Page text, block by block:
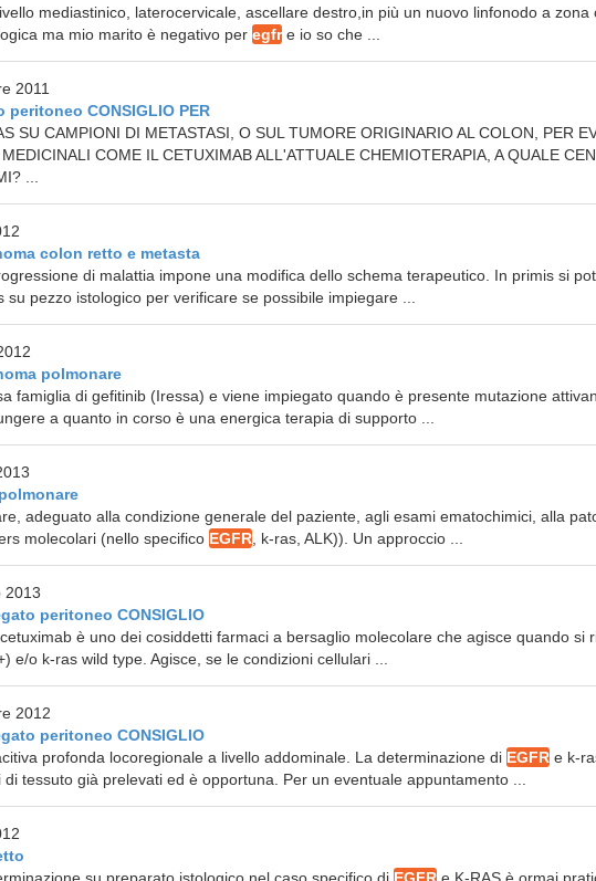
mediastinico, laterocervicale, ascellare destro,in più un nuovo linfonodo a
ma mio marito è negativo per egfr e io so che ...
2011
peritoneo CONSIGLIO PER
SU CAMPIONI DI METASTASI, O SUL TUMORE ORIGINARIO AL COLON, PER
COME IL CETUXIMAB ALL'ATTUALE CHEMIOTERAPIA, A QUALE
...
colon retto e metasta
di malattia impone una modifica dello schema terapeutico. In primis si
su pezzo istologico per verificare se possibile impiegare ...
polmonare
famiglia di gefitinib (Iressa) e viene impiegato quando è presente mutazione
a quanto in corso è una energica terapia di supporto ...
adeguato alla condizione generale del paziente, agli esami ematochimici, alla
molecolari (nello specifico EGFR , k-ras, ALK)). Un approccio ...
2013
peritoneo CONSIGLIO
è uno dei cosiddetti farmaci a bersaglio molecolare che agisce quando si
e/o k-ras wild type. Agisce, se le condizioni cellulari ...
2012
peritoneo CONSIGLIO
profonda locoregionale a livello addominale. La determinazione di EGFR e k-
tessuto già prelevati ed è opportuna. Per un eventuale appuntamento ...